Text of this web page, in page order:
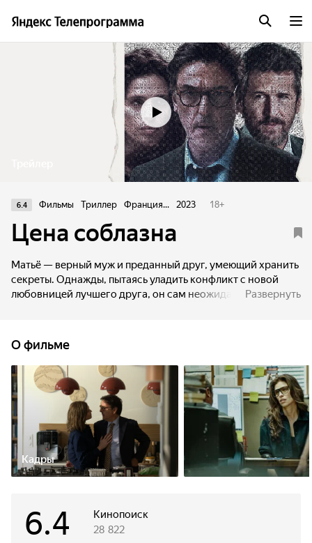
6.4 Фильмы Триллер Франция... 2023 18+
Цена соблазна
Матьё — верный муж и преданный друг, умеющий хранить
секреты. Однажды, пытаясь уладить конфликт с новой
любовницей лучшего друга, он сам неожиданно
и лжи.
Развернуть
О фильме
Кадры
Кинопоиск
6.4 28 822